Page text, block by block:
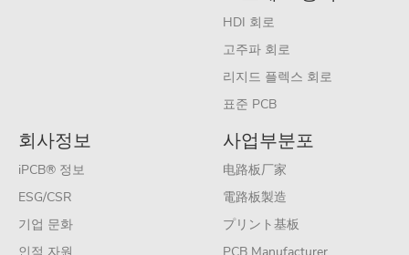
HDI 회로
고주파 회로
리지드 플렉스 회로
표준 PCB
회사정보
iPCB® 정보
ESG/CSR
기업 문화
사업부분포
电路板厂家
電路板製造
プリント基板